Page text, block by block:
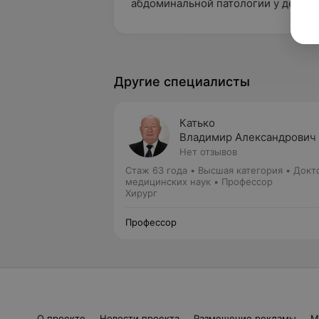
абдоминальной патологии у детей.
Другие специалисты
Катько
Владимир Александрович
Нет отзывов
Стаж 63 года • Высшая категория •
медицинских наук • Профессор
Хирург
Профессор